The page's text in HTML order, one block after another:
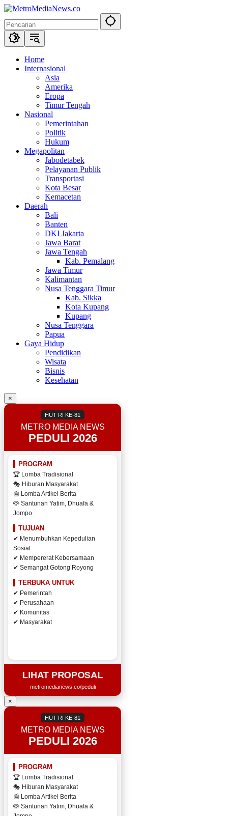
Langsung
konten
Home
Internasional
Asia
Amerika
Eropa
Timur Tengah
Nasional
Pemerintahan
Politik
Hukum
Megapolitan
Jabodetabek
Pelayanan Publik
Transportasi
Kota Besar
Kemacetan
Daerah
Bali
Banten
DKI Jakarta
Jawa Barat
Jawa Tengah
Kab. Pemalang
Jawa Timur
Kalimantan
Nusa Tenggara Timur
Kab. Sikka
Kota Kupang
Kupang
Nusa Tenggara
Papua
Gaya Hidup
Pendidikan
Wisata
Bisnis
Kesehatan
×
HUT RI KE-81
METRO MEDIA NEWS
PEDULI 2026
PROGRAM
🏆 Lomba Tradisional
🎭 Hiburan Masyarakat
📰 Lomba Artikel Berita
🤲 Santunan Yatim, Dhuafa &
Jompo
TUJUAN
✔ Menumbuhkan Kepedulian
Sosial
✔ Mempererat Kebersamaan
✔ Semangat Gotong Royong
TERBUKA UNTUK
✔ Pemerintah
✔ Perusahaan
✔ Komunitas
✔ Masyarakat
LIHAT PROPOSAL
metromedianews.co/peduli
×
HUT RI KE-81
METRO MEDIA NEWS
PEDULI 2026
PROGRAM
🏆 Lomba Tradisional
🎭 Hiburan Masyarakat
📰 Lomba Artikel Berita
🤲 Santunan Yatim, Dhuafa &